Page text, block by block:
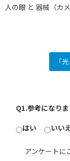
人の眼 と 器械（カ
「
Q1.参考になり
はい
いい
アンケートに